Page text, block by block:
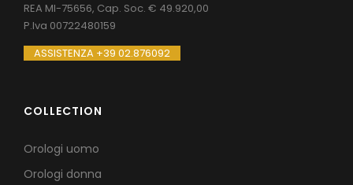
REA MI-75656, Cap. Soc. € 49.920,00
P.Iva 00722480159
ASSISTENZA +39 02.876092
COLLECTION
Orologi uomo
Orologi donna